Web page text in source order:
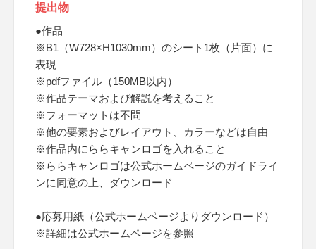
提出物
●作品
※B1（W728×H1030mm）のシート1枚（片面）に
表現
※pdfファイル（150MB以内）
※作品テーマおよび解説を考えること
※フォーマットは不問
※他の要素およびレイアウト、カラーなどは自由
※作品内にららキャンロゴを入れること
※ららキャンロゴは公式ホームページのガイドライ
ンに同意の上、ダウンロード
●応募用紙（公式ホームページよりダウンロード）
※詳細は公式ホームページを参照